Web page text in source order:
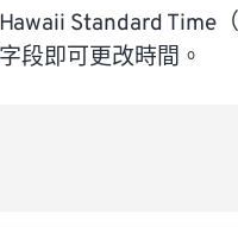
Standard Time
段即可更改時間。